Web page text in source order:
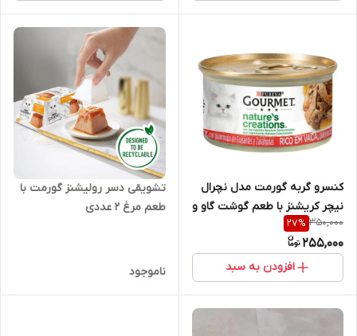
کنسرو گربه گورمت مدل نچرال
نیچر کریشنز با طعم گوشت گاو و
مرغ
350,000
27%
255,000
افزودن به سبد
تشویقی دسر رولیشنز گورمت با
طعم مرغ 2 عددی
ناموجود